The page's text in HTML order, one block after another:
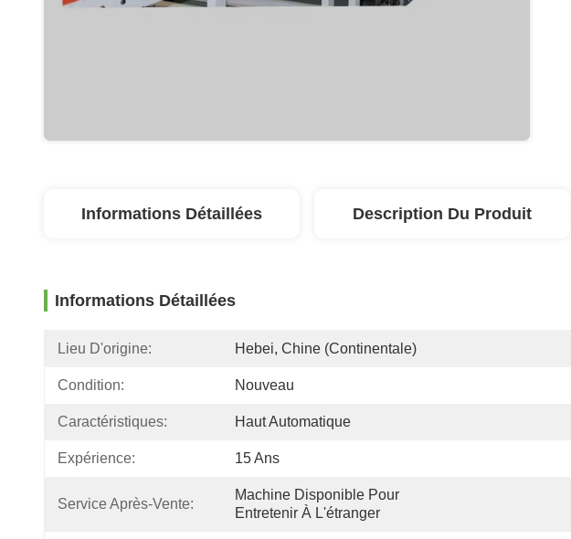
Informations Détaillées Description Du Produit
Informations Détaillées
Lieu D'origine: Hebei, Chine (continentale)
Condition: Nouveau
Caractéristiques: Haut Automatique
Expérience: 15 Ans
Service Après-Vente:
Machine Disponible Pour
Entretenir À L'étranger